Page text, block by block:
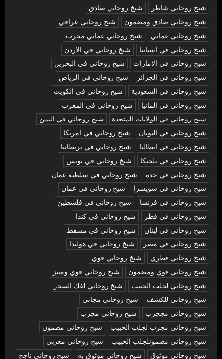
شيخ روحاني شاطر
شيخ روحاني صادق
شيخ روحاني صادق ومضمون
شيخ روحاني عراقي
شيخ روحاني عماني
شيخ روحاني عماني مجرب
شيخ روحاني في اسبانيا
شيخ روحاني في الاردن
شيخ روحاني في الامارات
شيخ روحاني في البحرين
شيخ روحاني في الجزائر
شيخ روحاني في الرياض
شيخ روحاني في السعودية
شيخ روحاني في الكويت
شيخ روحاني في المانيا
شيخ روحاني في المغرب
شيخ روحاني في الولايات المتحدة
شيخ روحاني في اليمن
شيخ روحاني في اليونان
شيخ روحاني في امريكا
شيخ روحاني في ايطاليا
شيخ روحاني في بريطانيا
شيخ روحاني في بلجيكا
شيخ روحاني في تونس
شيخ روحاني في جدة
شيخ روحاني في سلطنة عمان
شيخ روحاني في سويسرا
شيخ روحاني في عمان
شيخ روحاني في فرنسا
شيخ روحاني في فلسطين
شيخ روحاني في قطر
شيخ روحاني في كندا
شيخ روحاني في لبنان
شيخ روحاني في مسقط
شيخ روحاني في مصر
شيخ روحاني في هولندا
شيخ روحاني قطري
شيخ روحاني قوي
شيخ روحاني قوي ومضمون
شيخ روحاني قوي ومييز
شيخ روحاني لجلب الحبيب
شيخ روحاني لفك السحر
شيخ روحاني للكشف
شيخ روحاني مجاني
شيخ روحاني مججرب
شيخ روحاني مجرب
شيخ روحاني مجرب لجلب الحبيب
شيخ روحاني مضمون
شيخ روحاني مضمونلجلب الحبيب
شيخ روحاني مغربي
شيخ روحاني موثوق
شيخ روحاني موثوق به شيخ روحاني ناجح